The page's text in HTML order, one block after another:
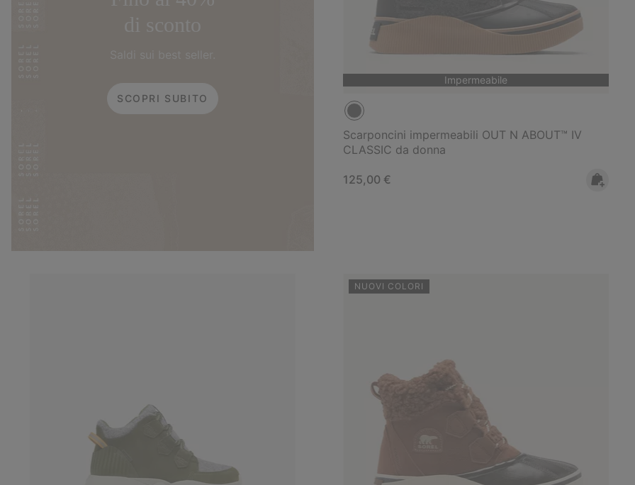
SCOPRI SUBITO
Impermeabile
Scarponcini impermeabili OUT N ABOUT™ IV
CLASSIC da donna
Regular price:
125,00 €
NUOVI COLORI